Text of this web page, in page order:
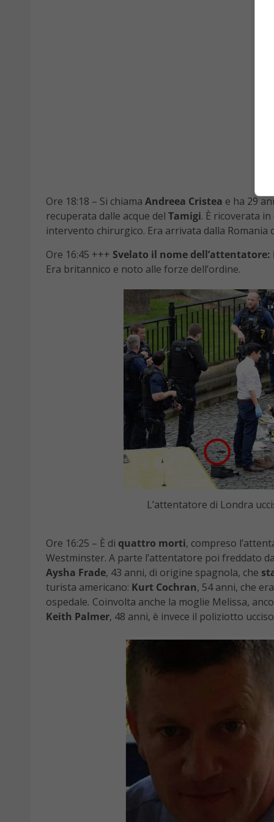
Ore 18:18 – Si chiama Andreea Cristea e ha 29
recuperata dalle acque del Tamigi. È ricoverata
intervento chirurgico. Era arrivata dalla Romania
Ore 16:45 +++ Svelato il nome dell’attentatore:
Era britannico e noto alle forze dell’ordine.
L’attentatore di Londra
Ore 16:25 – È di quattro morti, compreso
Westminster. A parte l’attentatore poi freddato
Aysha Frade, 43 anni, di origine spagnola, che
turista americano: Kurt Cochran, 54 anni, che
ospedale. Coinvolta anche la moglie Melissa,
Keith Palmer, 48 anni, è invece il poliziotto